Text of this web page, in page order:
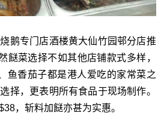
鹅专门店酒楼黄大仙竹园邨分店推
餸菜选择不如其他店铺款式多样，
鱼香茄子都是港人爱吃的家常菜之
择，更表明所有食品于现场制作。
，斩料加餸亦甚为实惠。